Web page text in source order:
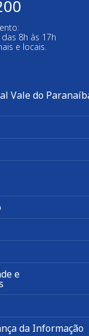
8h às 17h
e locais.
Vale do
e
da Informação